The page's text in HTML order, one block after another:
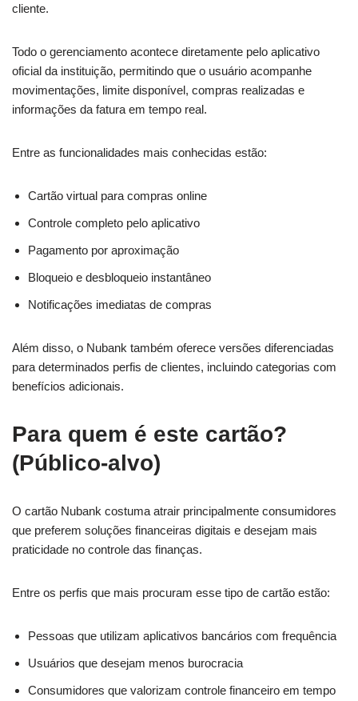
cliente.
Todo o gerenciamento acontece diretamente pelo aplicativo
oficial da instituição, permitindo que o usuário acompanhe
movimentações, limite disponível, compras realizadas e
informações da fatura em tempo real.
Entre as funcionalidades mais conhecidas estão:
Cartão virtual para compras online
Controle completo pelo aplicativo
Pagamento por aproximação
Bloqueio e desbloqueio instantâneo
Notificações imediatas de compras
Além disso, o Nubank também oferece versões diferenciadas
para determinados perfis de clientes, incluindo categorias com
benefícios adicionais.
Para quem é este cartão?
(Público-alvo)
O cartão Nubank costuma atrair principalmente consumidores
que preferem soluções financeiras digitais e desejam mais
praticidade no controle das finanças.
Entre os perfis que mais procuram esse tipo de cartão estão:
Pessoas que utilizam aplicativos bancários com frequência
Usuários que desejam menos burocracia
Consumidores que valorizam controle financeiro em tempo